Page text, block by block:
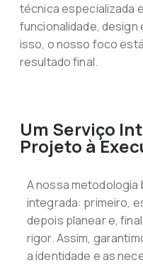
técnica especializada
funcionalidade, design
isso, o nosso foco
resultado final.
Um Serviço
Projeto à
A nossa metodologia
integrada: primeiro,
depois planear e,
rigor. Assim,
a identidade e as